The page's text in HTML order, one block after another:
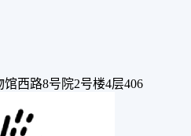
西路8号院2号楼4层406